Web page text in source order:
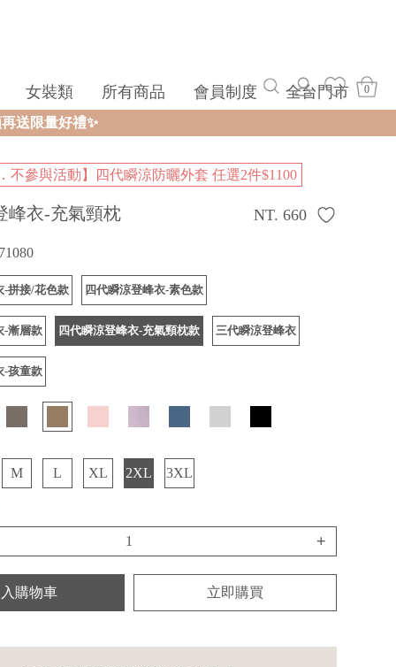
女裝類 所有商品 會員制度 全台門市 0
不參與活動】四代瞬涼防曬外套 任選2件$1100
峰衣-充氣頸枕
NT. 660
-拼接/花色款 四代瞬涼登峰衣-素色款
-漸層款 四代瞬涼登峰衣-充氣頸枕款 三代瞬涼登峰衣
-孩童款
M L XL 2XL 3XL
+
購物車 立即購買